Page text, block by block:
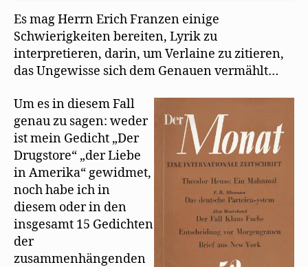
Es mag Herrn Erich Franzen einige
Schwierigkeiten bereiten, Lyrik zu
interpretieren, darin, um Verlaine zu zitieren,
das Ungewisse sich dem Genauen vermählt…
Um es in diesem Fall
genau zu sagen: weder
ist mein Gedicht „Der
Drugstore“ „der Liebe
in Amerika“ gewidmet,
noch habe ich in
diesem oder in den
insgesamt 15 Gedichten
der
zusammenhängenden